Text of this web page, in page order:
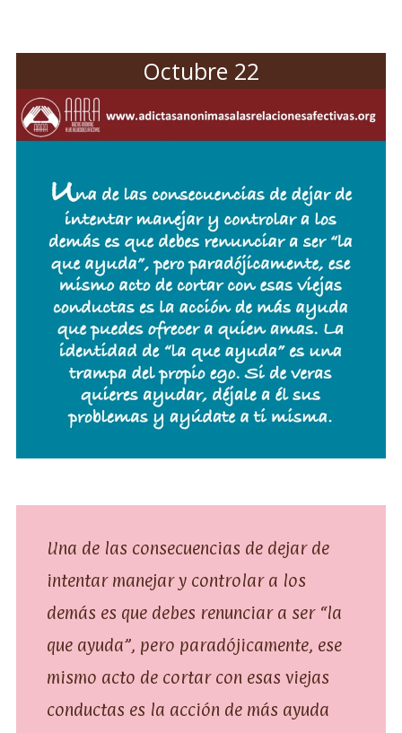
Octubre 22
Una de las consecuencias de dejar de
intentar manejar y controlar a los
demás es que debes renunciar a ser “la
que ayuda”, pero paradójicamente, ese
mismo acto de cortar con esas viejas
conductas es la acción de más ayuda